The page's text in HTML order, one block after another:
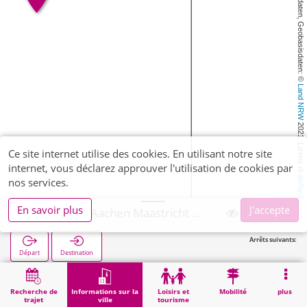
, Kartendaten, Geobasisdaten: ©
Land NRW
2021, Lizenz
dl-de/by-2-0
Recherche de
trajet
Informations sur la
ville
Loisirs et
tourisme
Mobilité plus
Départ Destination
Arrêts suivants:
Démarrage Informations sur la ville Administration Maastricht, Aachen Maastricht Airport
Ce site internet utilise des cookies. En utilisant notre site
internet, vous déclarez approuver l'utilisation de cookies par
nos services.
En savoir plus
J'accepte